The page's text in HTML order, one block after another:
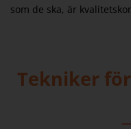
som de ska, är
Tekniker